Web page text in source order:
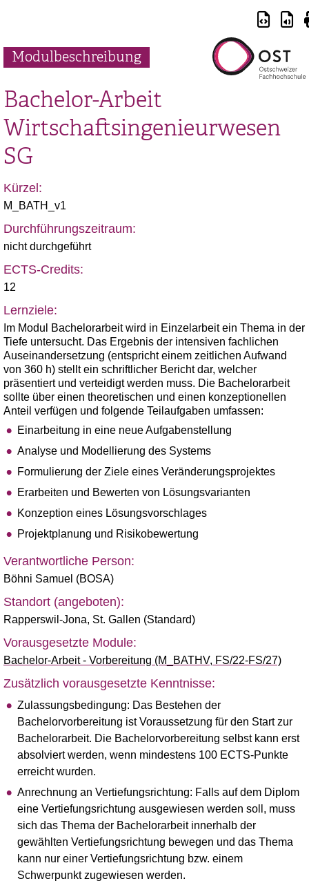
Modulbeschreibung
Bachelor-Arbeit
Wirtschaftsingenieurwesen
SG
Kürzel:
M_BATH_v1
Durchführungszeitraum:
nicht durchgeführt
ECTS-Credits:
12
Lernziele:
Im Modul Bachelorarbeit wird in Einzelarbeit ein Thema in der
Tiefe untersucht. Das Ergebnis der intensiven fachlichen
Auseinandersetzung (entspricht einem zeitlichen Aufwand
von 360 h) stellt ein schriftlicher Bericht dar, welcher
präsentiert und verteidigt werden muss. Die Bachelorarbeit
sollte über einen theoretischen und einen konzeptionellen
Anteil verfügen und folgende Teilaufgaben umfassen:
Einarbeitung in eine neue Aufgabenstellung
Analyse und Modellierung des Systems
Formulierung der Ziele eines Veränderungsprojektes
Erarbeiten und Bewerten von Lösungsvarianten
Konzeption eines Lösungsvorschlages
Projektplanung und Risikobewertung
Verantwortliche Person:
Böhni Samuel (BOSA)
Standort (angeboten):
Rapperswil-Jona, St. Gallen (Standard)
Vorausgesetzte Module:
Bachelor-Arbeit - Vorbereitung (M_BATHV, FS/22-FS/27)
Zusätzlich vorausgesetzte Kenntnisse:
Zulassungsbedingung: Das Bestehen der
Bachelorvorbereitung ist Voraussetzung für den Start zur
Bachelorarbeit. Die Bachelorvorbereitung selbst kann erst
absolviert werden, wenn mindestens 100 ECTS-Punkte
erreicht wurden.
Anrechnung an Vertiefungsrichtung: Falls auf dem Diplom
eine Vertiefungsrichtung ausgewiesen werden soll, muss
sich das Thema der Bachelorarbeit innerhalb der
gewählten Vertiefungsrichtung bewegen und das Thema
kann nur einer Vertiefungsrichtung bzw. einem
Schwerpunkt zugewiesen werden.